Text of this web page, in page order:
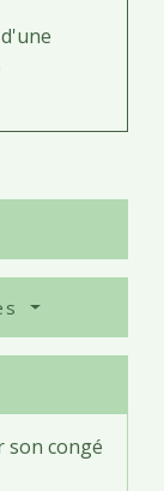
son congé